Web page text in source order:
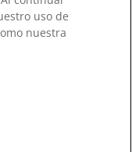
uso de
nuestra